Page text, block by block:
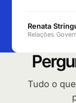
Renata
Relações
Tudo o